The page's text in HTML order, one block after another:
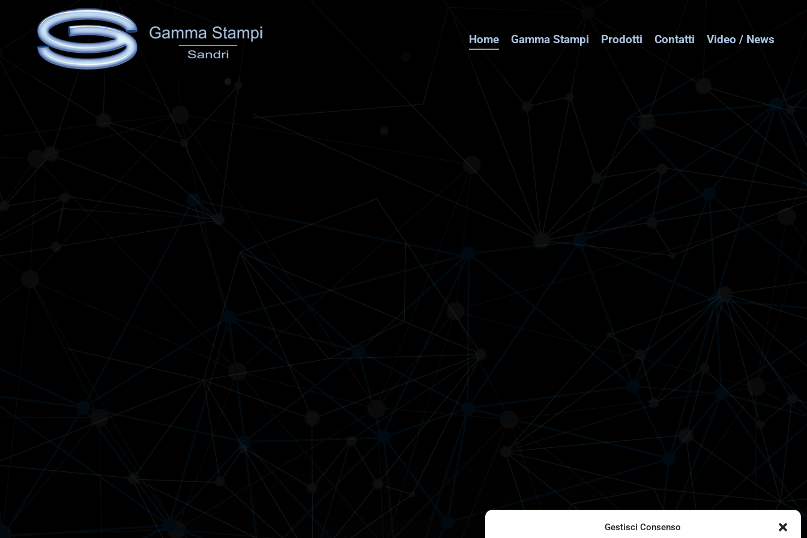
Gestisci Consenso
Home Gamma Stampi Prodotti Contatti Video / News